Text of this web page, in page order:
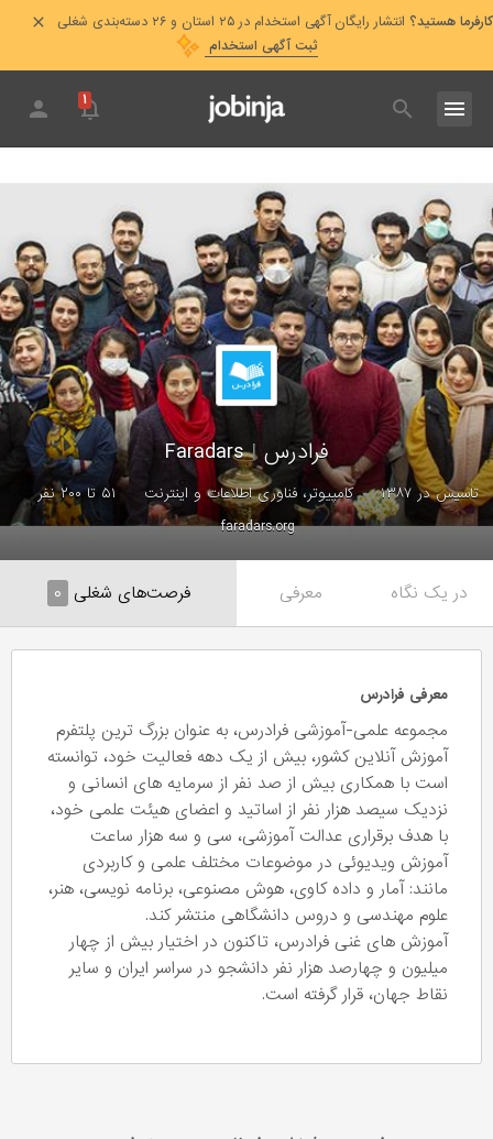
کارفرما هستید؟ انتشار رایگان آگهی استخدام در ۲۵ استان و ۲۶ دسته‌بندی شغلی
ثبت آگهی استخدام
۱
فرادرس|
Faradars
تاسیس در ۱۳۸۷ کامپیوتر، فناوری اطلاعات و اینترنت
۵۱ تا ۲۰۰ نفر
faradars.org
در یک نگاه معرفی فرصت‌های شغلی ۰
معرفی فرادرس
مجموعه علمی-آموزشی فرادرس، به عنوان بزرگ ترین پلتفرم
آموزش آنلاین کشور، بیش از یک دهه فعالیت خود، توانسته
است با همکاری بیش از صد نفر از سرمایه های انسانی و
نزدیک سیصد هزار نفر از اساتید و اعضای هیئت علمی خود،
با هدف برقراری عدالت آموزشی، سی و سه هزار ساعت
آموزش ویدیوئی در موضوعات مختلف علمی و کاربردی
مانند: آمار و داده کاوی، هوش مصنوعی، برنامه نویسی، هنر،
علوم مهندسی و دروس دانشگاهی منتشر کند.
آموزش های غنی فرادرس، تاکنون در اختیار بیش از چهار
میلیون و چهارصد هزار نفر دانشجو در سراسر ایران و سایر
نقاط جهان، قرار گرفته است.